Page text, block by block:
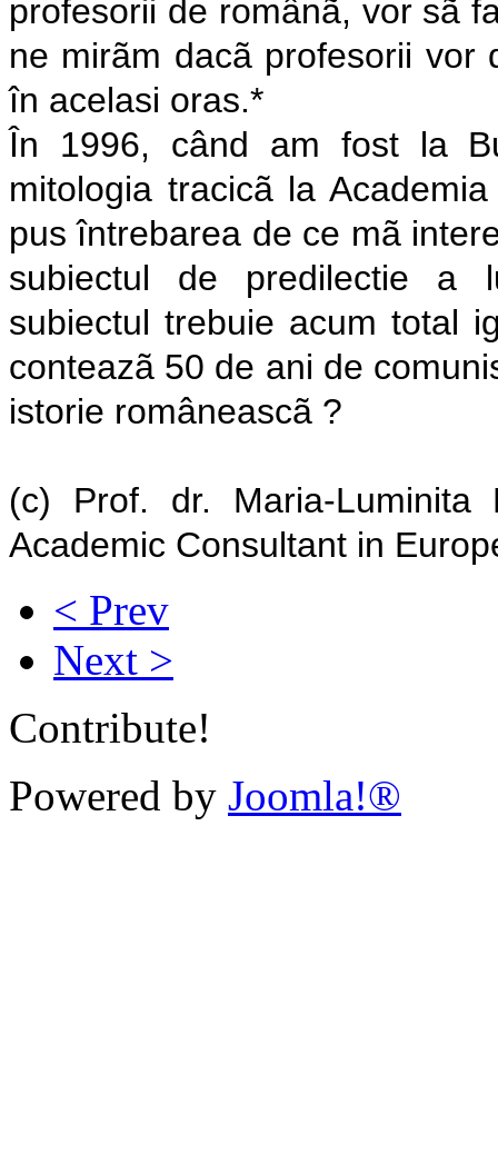
profesorii de românã, vor sã
ne mirãm dacã profesorii vor
în acelasi oras.*
În 1996, când am fost la
mitologia tracicã la
pus întrebarea de ce mã
subiectul de predilectie a
subiectul trebuie acum total
conteazã 50 de ani de
istorie româneascã ?
(c) Prof. dr. Maria-Luminita
Academic Consultant in
< Prev
Next >
Contribute!
Powered by Joomla!®